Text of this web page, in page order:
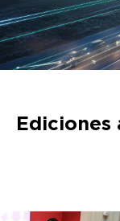
Ediciones